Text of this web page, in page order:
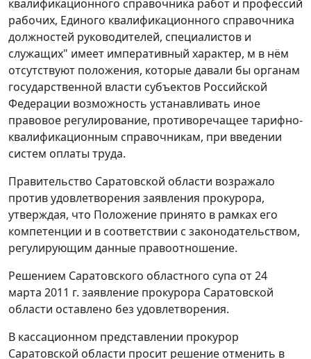
квалификационного справочника работ и профессий
рабочих, Единого квалификационного справочника
должностей руководителей, специалистов и
служащих" имеет императивный характер, м в нём
отсутствуют положения, которые давали бы органам
государственной власти субъектов Российской
Федерации возможность устанавливать иное
правовое регулирование, противоречащее тарифно-
квалификационным справочникам, при введении
систем оплаты труда.
Правительство Саратовской области возражало
против удовлетворения заявления прокурора,
утверждая, что Положение принято в рамках его
компетенции и в соответствии с законодательством,
регулирующим данные правоотношение.
Решением Саратовского областного супа от 24
марта 2011 г. заявление прокурора Саратовской
области оставлено без удовлетворения.
В кассационном представлении прокурор
Саратовской области просит решение отменить в